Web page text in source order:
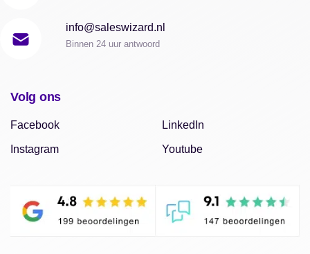
info@saleswizard.nl
Binnen 24 uur antwoord
Volg ons
Facebook
Instagram
LinkedIn
Youtube